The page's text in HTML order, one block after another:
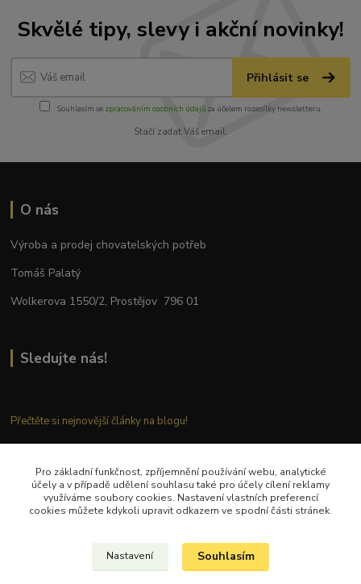
Skvělé tipy, slevy i akční novinky!
Přihlásit se
Souhlasím se zpracováním osobních údajůza účelem rozesílky newsletteru.
Stačí zadat Váš email.
O nás
Výroba a prodej chovatelských potřeb
Tomáš Palatý
Wolkerova 1550/2, Prostějov 796 01
Sledujte nás!
Přečtěte si nejnovější články na blogu!
Kontaktujte nás
Tel.: + 420 777 282 683
Pro základní funkčnost, zpříjemnění používání webu, analytické
účely a v případě udělení souhlasu také pro účely cílení reklamy
využíváme soubory cookies. Nastavení vlastních preferencí
cookies můžete kdykoli upravit odkazem ve spodní části stránek.
Nastavení Souhlasím